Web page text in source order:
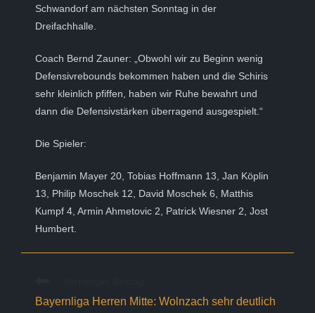
Schwandorf am nächsten Sonntag in der
Dreifachhalle.
Coach Bernd Zauner: „Obwohl wir zu Beginn wenig
Defensivrebounds bekommen haben und die Schiris
sehr kleinlich pfiffen, haben wir Ruhe bewahrt und
dann die Defensivstärken überragend ausgespielt.“
Die Spieler:
Benjamin Mayer 20, Tobias Hoffmann 13, Jan Köplin
13, Philip Moschek 12, David Moschek 6, Matthis
Kumpf 4, Armin Ahmetovic 2, Patrick Wiesner 2, Jost
Humbert.
ansehen
Bayernliga Herren Mitte: Wolnzach sehr deutlich